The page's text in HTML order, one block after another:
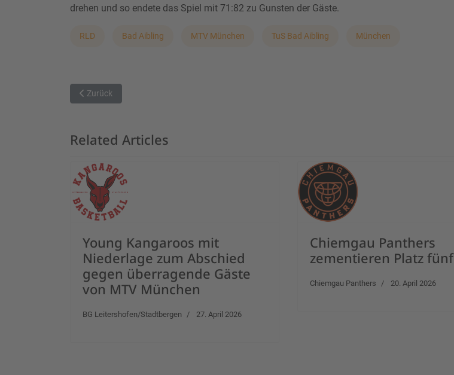
drehen und so endete das Spiel mit 71:82 zu Gunsten der Gäste.
RLD Bad Aibling MTV München TuS Bad Aibling München
Vorheriger Beitrag: Marktheidenfeld beendet Hauptrunde auf Platz 1
Zurück
Related Articles
Young Kangaroos mit
Niederlage zum Abschied
gegen überragende Gäste
von MTV München
BG Leitershofen/Stadtbergen 27. April 2026
Chiemgau Panthers
zementieren Platz fünf
Chiemgau Panthers 20. April 2026